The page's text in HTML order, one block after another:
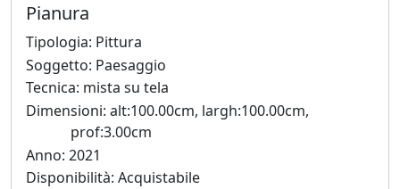
De
Luca
Stefano
Di
Lorito
Pianura
Tipologia: Pittura
Soggetto: Paesaggio
Tecnica: mista su tela
Dimensioni: alt:100.00cm, largh:100.00cm,
prof:3.00cm
Anno: 2021
Disponibilità: Acquistabile